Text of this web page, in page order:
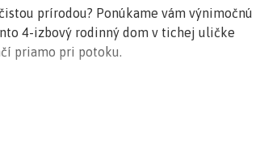
prírodou? Ponúkame vám výnimočnú
4-izbový rodinný dom v tichej uličke
priamo pri potoku.